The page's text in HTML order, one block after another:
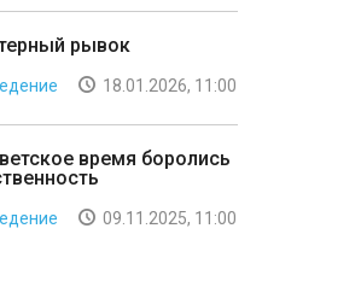
рывок
18.01.2026, 11:00
время боролись
09.11.2025, 11:00